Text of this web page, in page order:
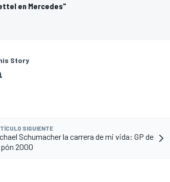
en Mercedes"
Story
SIGUIENTE
Schumacher la carrera de mi vida: GP de
2000